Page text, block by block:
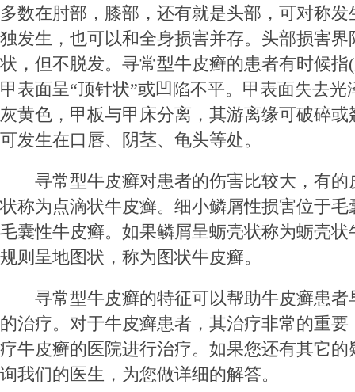
多数在肘部，膝部，还有就是头部，可对称
独发生，也可以和全身损害并存。头部损害
状，但不脱发。寻常型牛皮癣的患者有时候
甲表面呈“顶针状”或凹陷不平。甲表面失去
灰黄色，甲板与甲床分离，其游离缘可破碎
可发生在口唇、阴茎、龟头等处。
寻常型牛皮癣对患者的伤害比较大，有的
状称为点滴状牛皮癣。细小鳞屑性损害位于
毛囊性牛皮癣。如果鳞屑呈蛎壳状称为蛎壳
规则呈地图状，称为图状牛皮癣。
寻常型牛皮癣的特征可以帮助牛皮癣患者
的治疗。对于牛皮癣患者，其治疗非常的重
疗牛皮癣的医院进行治疗。如果您还有其它
询我们的医生，为您做详细的解答。